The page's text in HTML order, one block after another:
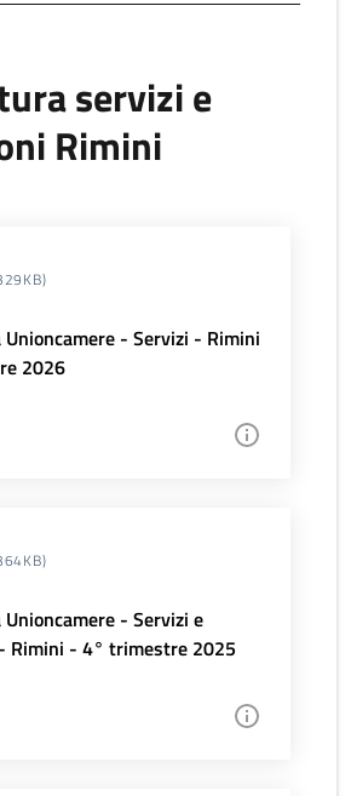
servizi e
Rimini
- Servizi - Rimini
2026
- Servizi e
Rimini - 4° trimestre 2025